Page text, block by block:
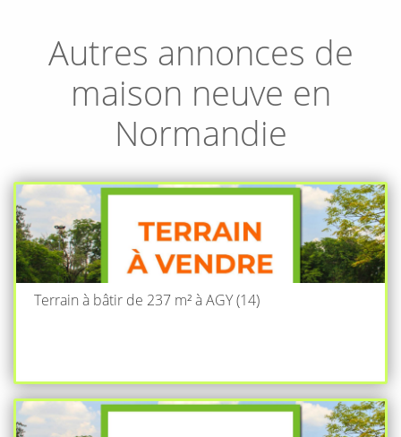
Autres annonces de
maison neuve en
Normandie
Terrain à bâtir de 237 m² à AGY (14)